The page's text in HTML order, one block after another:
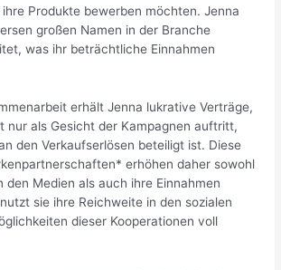
Produkte bewerben möchten. Jenna
großen Namen in der Branche
was ihr beträchtliche Einnahmen
erhält Jenna lukrative Verträge,
nur als Gesicht der Kampagnen auftritt,
den Verkaufserlösen beteiligt ist. Diese
erhöhen daher sowohl
den Medien als auch ihre Einnahmen
sie ihre Reichweite in den sozialen
dieser Kooperationen voll